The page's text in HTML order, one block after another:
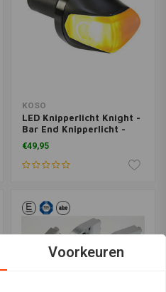
KOSO
LED Knipperlicht Knight -
Bar End Knipperlicht -
Smoke
€49,95
Voorkeuren